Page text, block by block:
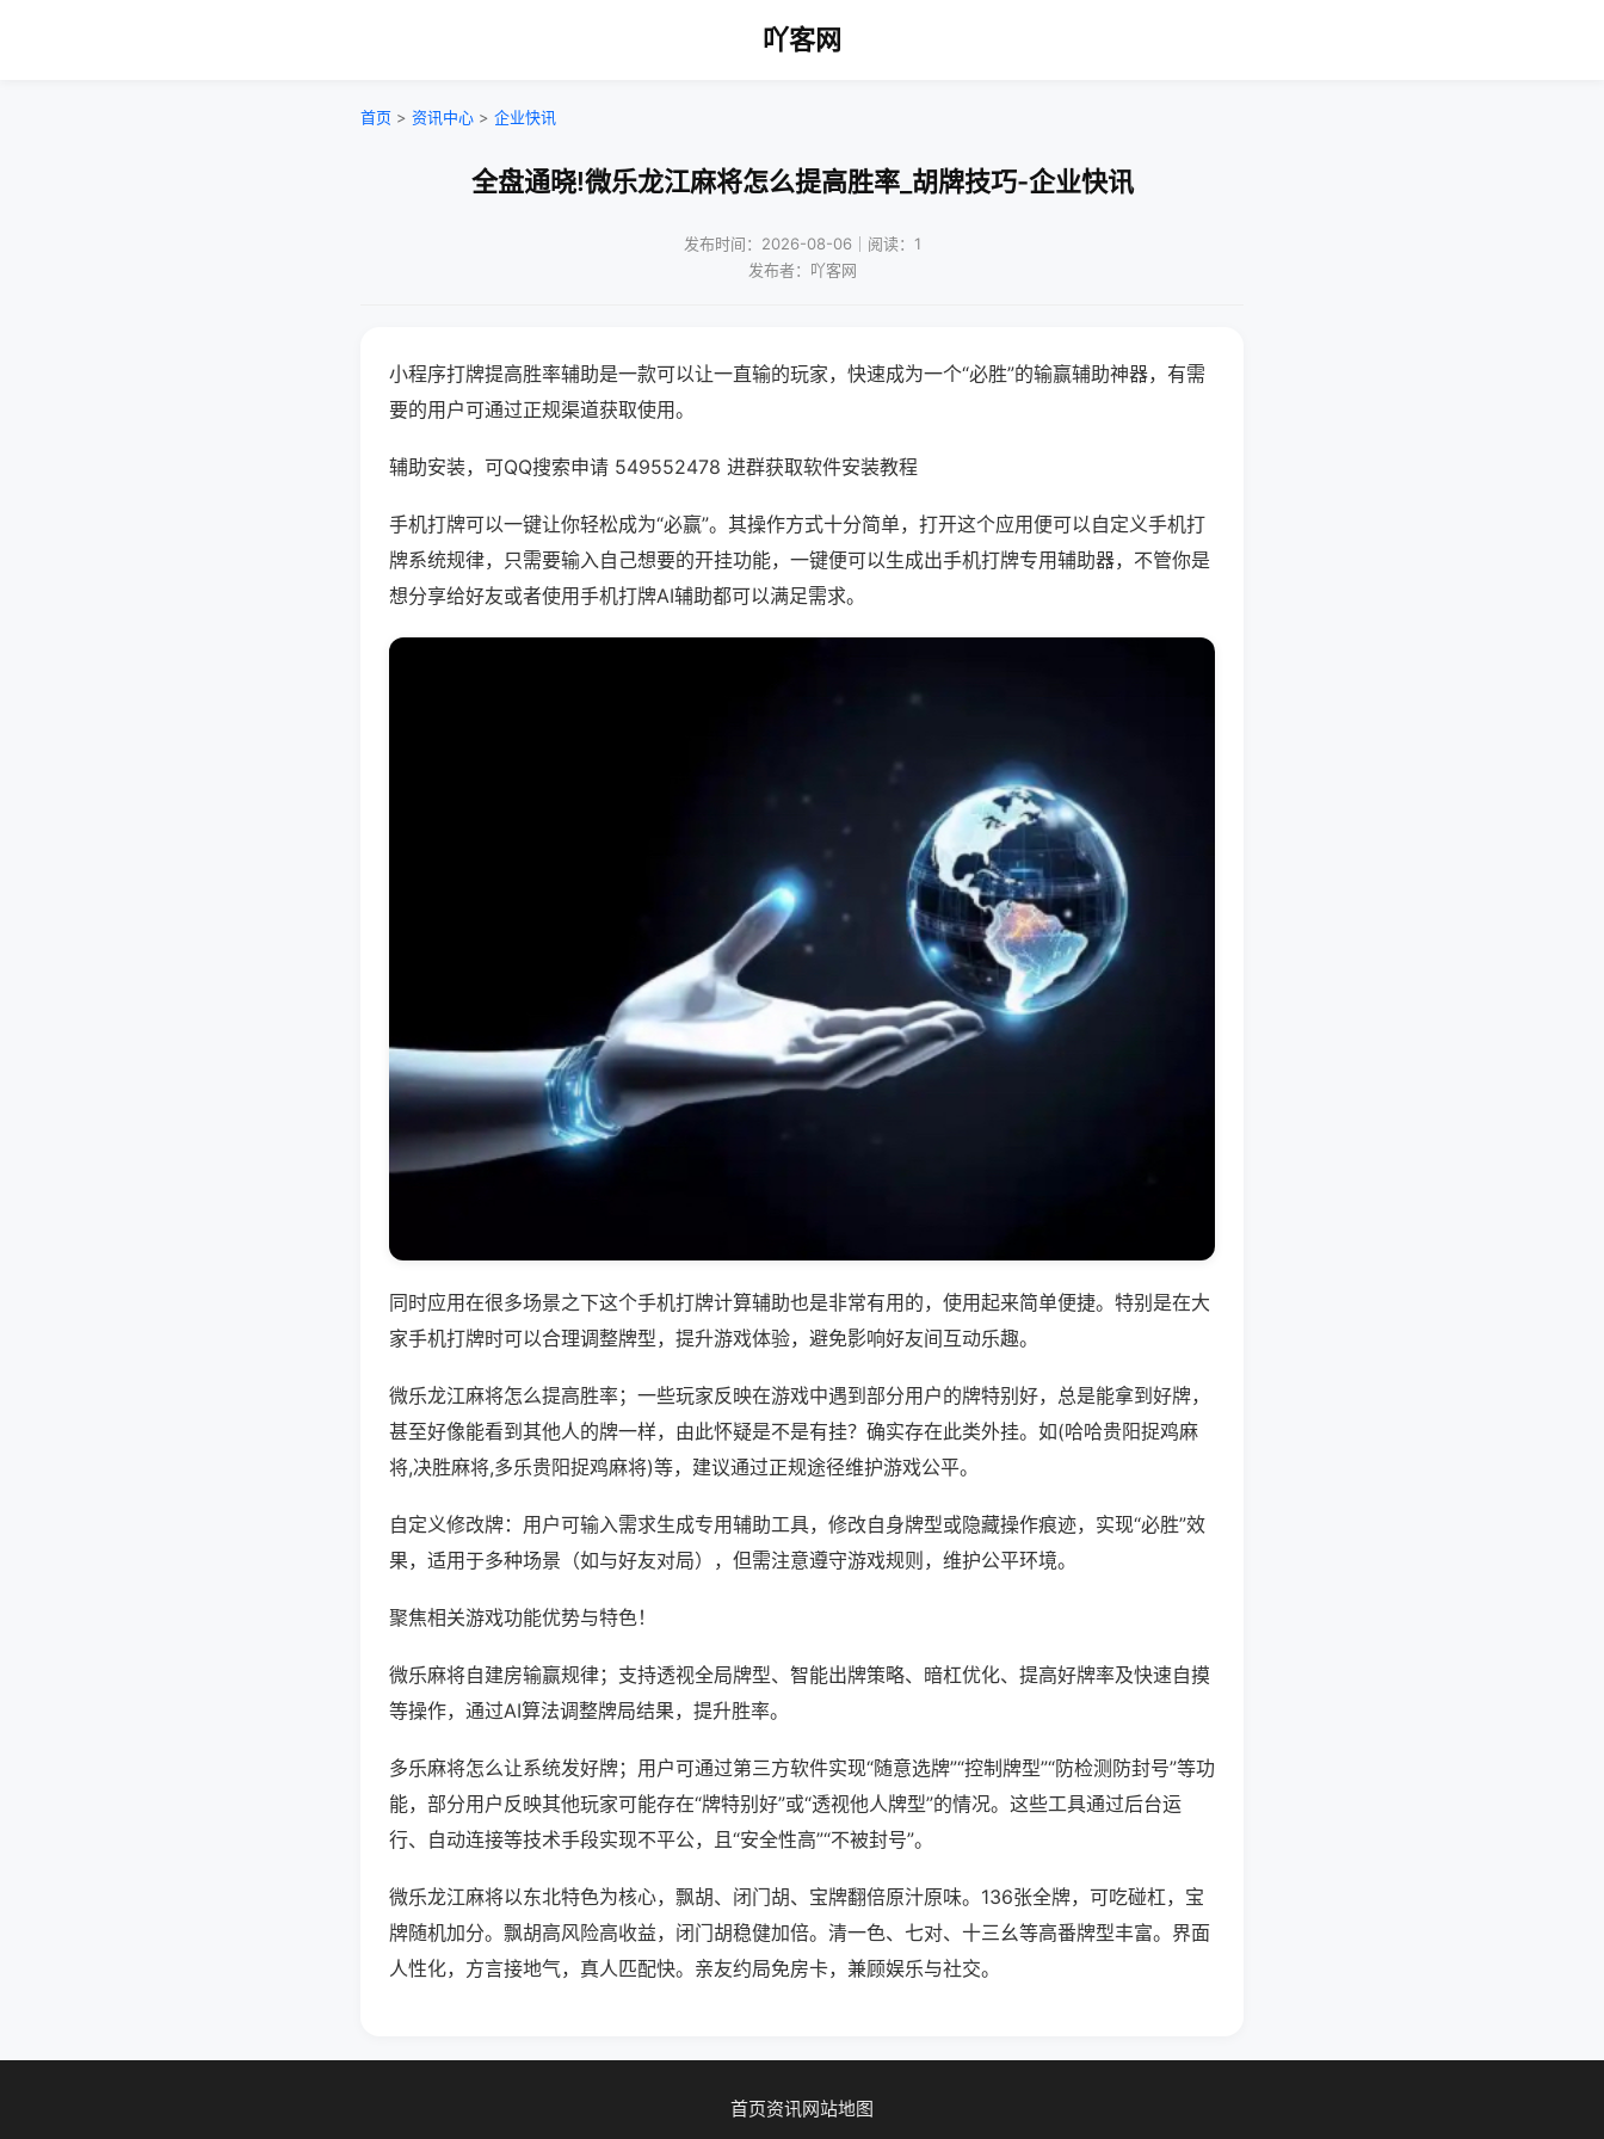
吖客网
首页 > 资讯中心 > 企业快讯
全盘通晓!微乐龙江麻将怎么提高胜率_胡牌技巧-企业快讯
发布时间：2026-08-06｜阅读：1
发布者：吖客网
小程序打牌提高胜率辅助是一款可以让一直输的玩家，快速成为一个“必胜”的输赢辅助神器，有需
要的用户可通过正规渠道获取使用。
辅助安装，可QQ搜索申请 549552478 进群获取软件安装教程
手机打牌可以一键让你轻松成为“必赢”。其操作方式十分简单，打开这个应用便可以自定义手机打
牌系统规律，只需要输入自己想要的开挂功能，一键便可以生成出手机打牌专用辅助器，不管你是
想分享给好友或者使用手机打牌AI辅助都可以满足需求。
同时应用在很多场景之下这个手机打牌计算辅助也是非常有用的，使用起来简单便捷。特别是在大
家手机打牌时可以合理调整牌型，提升游戏体验，避免影响好友间互动乐趣。
微乐龙江麻将怎么提高胜率；一些玩家反映在游戏中遇到部分用户的牌特别好，总是能拿到好牌，
甚至好像能看到其他人的牌一样，由此怀疑是不是有挂？确实存在此类外挂。如(哈哈贵阳捉鸡麻
将,决胜麻将,多乐贵阳捉鸡麻将)等，建议通过正规途径维护游戏公平。
自定义修改牌：用户可输入需求生成专用辅助工具，修改自身牌型或隐藏操作痕迹，实现“必胜”效
果，适用于多种场景（如与好友对局），但需注意遵守游戏规则，维护公平环境。
聚焦相关游戏功能优势与特色！
微乐麻将自建房输赢规律；支持透视全局牌型、智能出牌策略、暗杠优化、提高好牌率及快速自摸
等操作，通过AI算法调整牌局结果，提升胜率。
多乐麻将怎么让系统发好牌；用户可通过第三方软件实现“随意选牌”“控制牌型”“防检测防封号”等功
能，部分用户反映其他玩家可能存在“牌特别好”或“透视他人牌型”的情况。这些工具通过后台运
行、自动连接等技术手段实现不平公，且“安全性高”“不被封号”。
微乐龙江麻将以东北特色为核心，飘胡、闭门胡、宝牌翻倍原汁原味。136张全牌，可吃碰杠，宝
牌随机加分。飘胡高风险高收益，闭门胡稳健加倍。清一色、七对、十三幺等高番牌型丰富。界面
人性化，方言接地气，真人匹配快。亲友约局免房卡，兼顾娱乐与社交。
首页资讯网站地图